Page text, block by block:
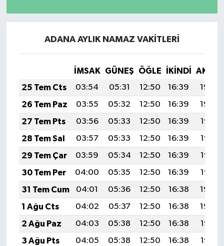
ADANA AYLIK NAMAZ VAKITLERI
İMSAK GÜNEŞ ÖĞLE İKINDI
25 Tem Cts
03:54 05:31 12:50 16:39
19:59
26 Tem Paz
03:55 05:32 12:50 16:39
19:59
27 Tem Pts
03:56 05:33 12:50 16:39
19:58
28 Tem Sal
03:57 05:33 12:50 16:39
19:57
29 Tem Çar
03:59 05:34 12:50 16:39
19:56
30 Tem Per
04:00 05:35 12:50 16:39
19:55
31 Tem Cum
04:01 05:36 12:50 16:38
19:54
1 Ağu Cts
04:02 05:37 12:50 16:38
19:54
2 Ağu Paz
04:03 05:38 12:50 16:38
19:53
3 Ağu Pts
04:05 05:38 12:50 16:38
19:52